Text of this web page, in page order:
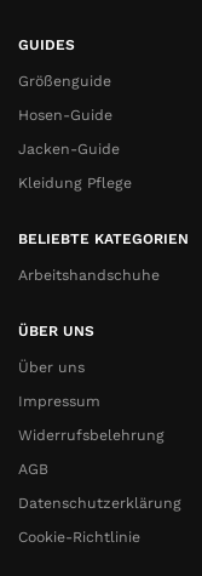
GUIDES
Größenguide
Hosen-Guide
Jacken-Guide
Kleidung Pflege
BELIEBTE KATEGORIEN
Arbeitshandschuhe
ÜBER UNS
Über uns
Impressum
Widerrufsbelehrung
AGB
Datenschutzerklärung
Cookie-Richtlinie